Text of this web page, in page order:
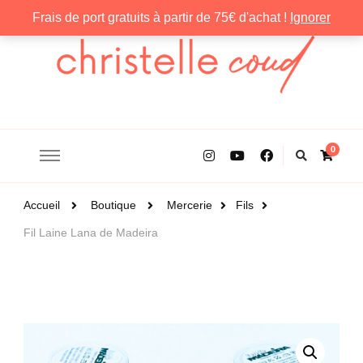
Frais de port gratuits à partir de 75€ d'achat ! Ignorer
0
Accueil Boutique Mercerie Fils
Fil Laine Lana de Madeira